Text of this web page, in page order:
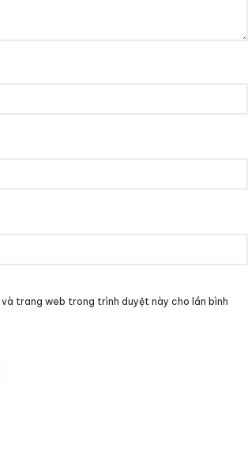
trang web trong trình duyệt này cho lần bình